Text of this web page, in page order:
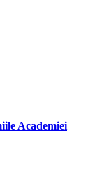
Academiei